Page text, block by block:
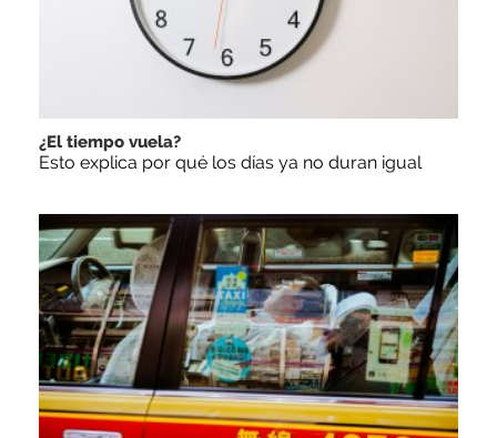
¿El tiempo vuela?
Esto explica por qué los días ya no duran igual